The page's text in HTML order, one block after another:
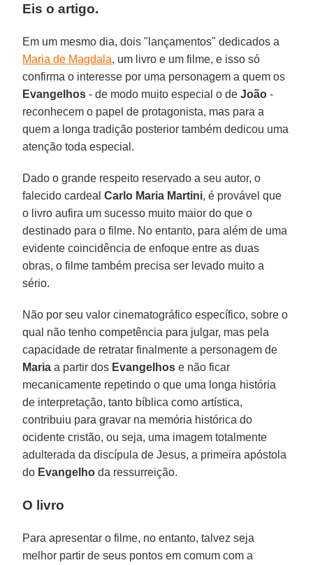
Eis o artigo.
Em um mesmo dia, dois "lançamentos" dedicados a
Maria de Magdala, um livro e um filme, e isso só
confirma o interesse por uma personagem a quem os
Evangelhos - de modo muito especial o deJoão -
reconhecem o papel de protagonista, mas para a
quem a longa tradição posterior também dedicou uma
atenção toda especial.
Dado o grande respeito reservado a seu autor, o
falecido cardealCarlo Maria Martini, é provável que
o livro aufira um sucesso muito maior do que o
destinado para o filme. No entanto, para além de uma
evidente coincidência de enfoque entre as duas
obras, o filme também precisa ser levado muito a
sério.
Não por seu valor cinematográfico específico, sobre o
qual não tenho competência para julgar, mas pela
capacidade de retratar finalmente a personagem de
Maria a partir dos Evangelhos e não ficar
mecanicamente repetindo o que uma longa história
de interpretação, tanto bíblica como artística,
contribuiu para gravar na memória histórica do
ocidente cristão, ou seja, uma imagem totalmente
adulterada da discípula de Jesus, a primeira apóstola
do Evangelho da ressurreição.
O livro
Para apresentar o filme, no entanto, talvez seja
melhor partir de seus pontos em comum com a